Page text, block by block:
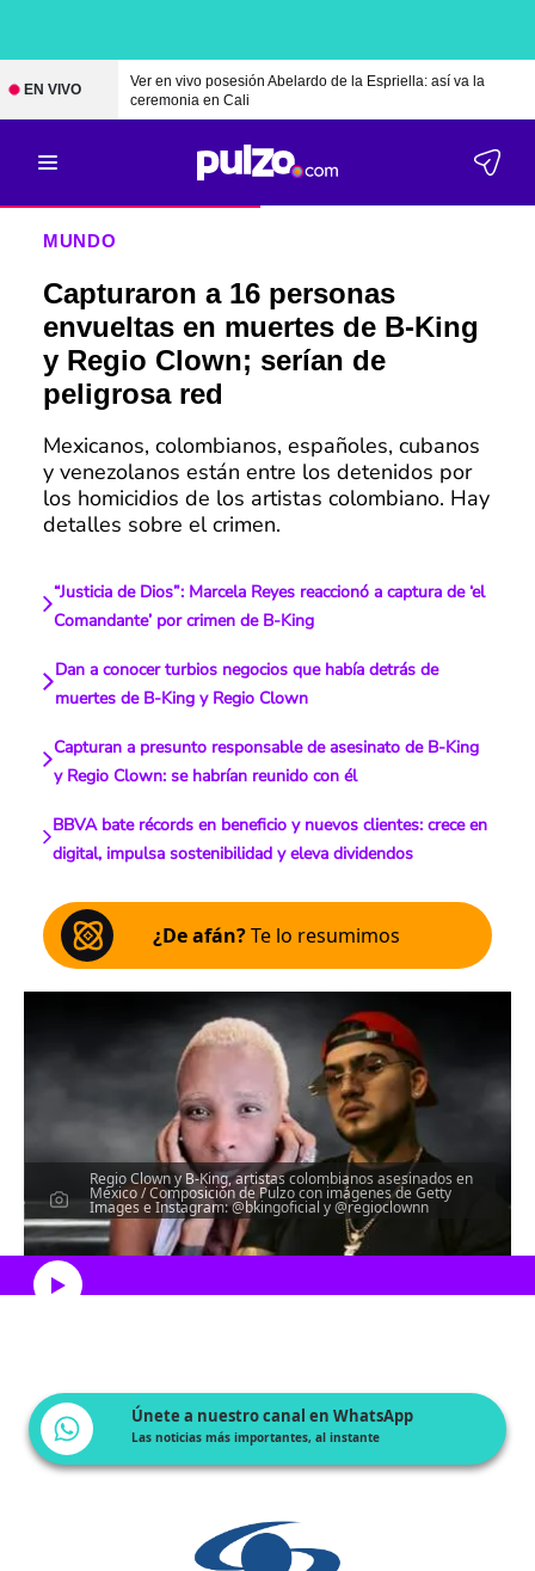
EN VIVO
Ver en vivo posesión Abelardo de la Espriella: así va la
ceremonia en Cali
MUNDO
Capturaron a 16 personas
envueltas en muertes de B-King
y Regio Clown; serían de
peligrosa red
Mexicanos, colombianos, españoles, cubanos
y venezolanos están entre los detenidos por
los homicidios de los artistas colombiano. Hay
detalles sobre el crimen.
“Justicia de Dios”: Marcela Reyes reaccionó a captura de ‘el
Comandante’ por crimen de B-King
Dan a conocer turbios negocios que había detrás de
muertes de B-King y Regio Clown
Capturan a presunto responsable de asesinato de B-King
y Regio Clown: se habrían reunido con él
BBVA bate récords en beneficio y nuevos clientes: crece en
digital, impulsa sostenibilidad y eleva dividendos
¿De afán?Te lo resumimos
Regio Clown y B-King, artistas colombianos asesinados en
México / Composición de Pulzo con imágenes de Getty
Images e Instagram: @bkingoficial y @regioclownn
Escucha el artículo
Únete a nuestro canal en WhatsApp
Las noticias más importantes, al instante